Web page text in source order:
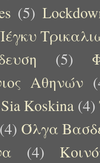
(5)
(5)
Αθηνών
Koskina (4)
(4) Όλγα
(4)